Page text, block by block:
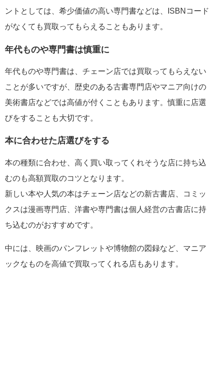
ントとしては、希少価値の高い専門書などは、ISBNコード
がなくても買取ってもらえることもあります。
年代ものや専門書は慎重に
年代ものや専門書は、チェーン店では買取ってもらえない
ことが多いですが、歴史のある古書専門店やマニア向けの
美術書店などでは高値が付くこともあります。慎重に店選
びをすることも大切です。
本に合わせた店選びをする
本の種類に合わせ、高く買い取ってくれそうな店に持ち込
むのも高額買取のコツとなります。
新しい本や人気の本はチェーン店などの新古書店、コミッ
クスは漫画専門店、洋書や専門書は個人経営の古書店に持
ち込むのがおすすめです。
中には、映画のパンフレットや博物館の図録など、マニア
ックなものを高値で買取ってくれる店もあります。